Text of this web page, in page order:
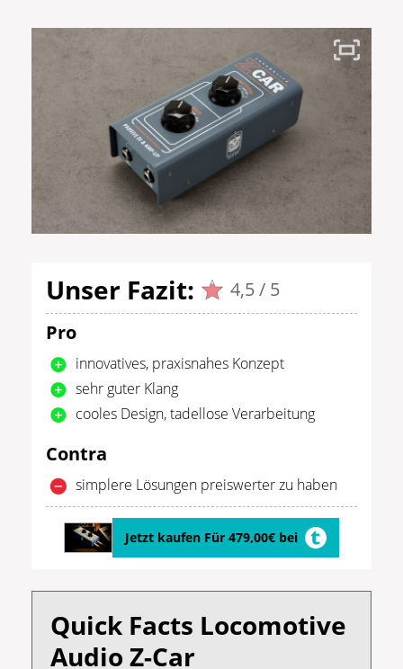
Unser Fazit:
4,5 / 5
Pro
innovatives, praxisnahes Konzept
sehr guter Klang
cooles Design, tadellose Verarbeitung
Contra
simplere Lösungen preiswerter zu haben
Jetzt kaufen Für 479,00€ bei
Quick Facts Locomotive
Audio Z-Car